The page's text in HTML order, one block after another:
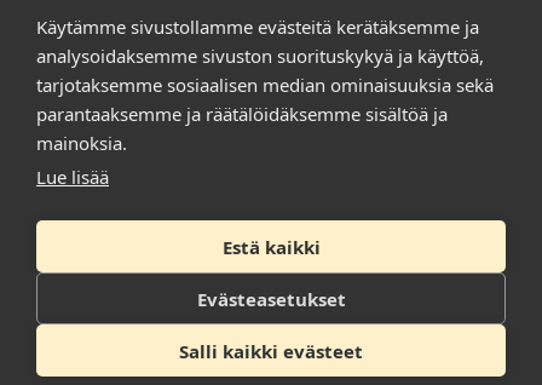
Henna Honkalo,
viestintäpäällikkö,
puh. +358 50 479 6618
Ilari Raiski, viestintä- ja tapahtumakoordinaattori,
puh. +358 45 130 3832
Susanna Laasio,
tarkeissatoissa[a]kt.fi
Tilaa uutiskirje
Tietosuojaseloste
Saavutettavuusseloste
Käytämme sivustollamme evästeitä kerätäksemme ja
analysoidaksemme sivuston suorituskykyä ja käyttöä,
tarjotaksemme sosiaalisen median ominaisuuksia sekä
parantaaksemme ja räätälöidäksemme sisältöä ja
mainoksia.
Lue lisää
Estä kaikki
Evästeasetukset
Salli kaikki evästeet